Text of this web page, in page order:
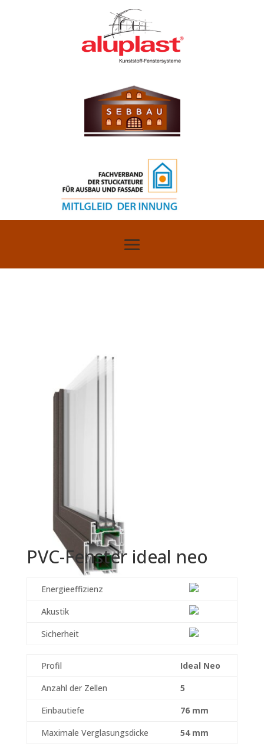
PVC-Fenster ideal neo
Energieeffizienz
Akustik
Sicherheit
Profil
Ideal Neo
Anzahl der Zellen
5
Einbautiefe
76 mm
Maximale Verglasungsdicke
54 mm